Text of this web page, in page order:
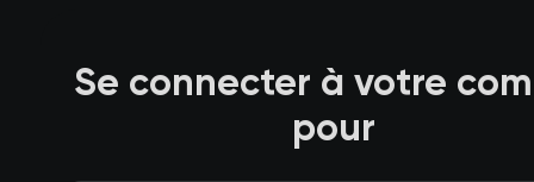
Se connecter à votre
pour